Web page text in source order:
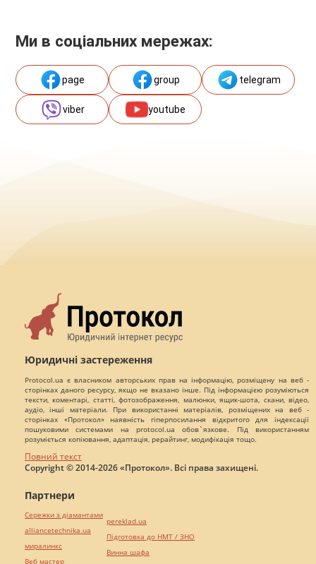
Ми в соціальних мережах:
page group telegram
viber youtube
Юридичні застереження
Protocol.ua є власником авторських прав на інформацію, розміщену на веб -
сторінках даного ресурсу, якщо не вказано інше. Під інформацією розуміються
тексти, коментарі, статті, фотозображення, малюнки, ящик-шота, скани, відео,
аудіо, інші матеріали. При використанні матеріалів, розміщених на веб -
сторінках «Протокол» наявність гіперпосилання відкритого для індексації
пошуковими системами на protocol.ua обов`язкове. Під використанням
розуміється копіювання, адаптація, рерайтинг, модифікація тощо.
Повний текст
Copyright © 2014-2026 «Протокол». Всі права захищені.
Партнери
Сережки з діамантами
alliancetechnika.ua
миралинкс
Веб мастер
pereklad.ua
Підготовка до НМТ / ЗНО
Винна шафа